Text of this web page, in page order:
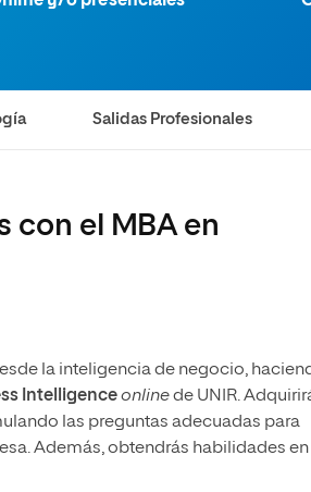
Salidas Profesionales
con el MBA en
la inteligencia de negocio,
Intelligenceonlinede UNIR.
las preguntas adecuadas para
Además, obtendrás habilidades en